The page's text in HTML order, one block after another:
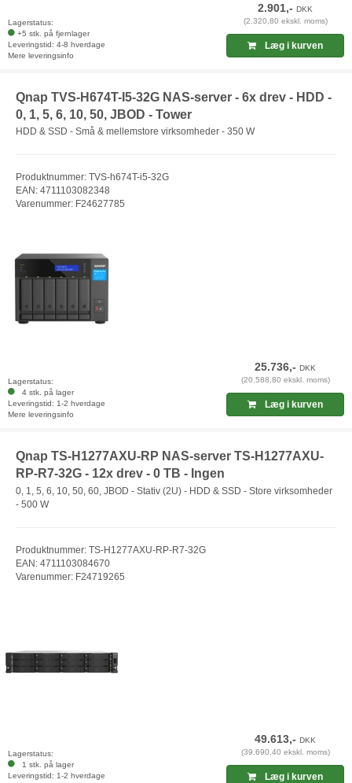
Lagerstatus:
+5 stk. på fjernlager
Leveringstid: 4-8 hverdage
Mere leveringsinfo
2.901,-DKK
(2.320,80 ekskl. moms)
Læg i kurven
Qnap TVS-H674T-I5-32G NAS-server - 6x drev - HDD -
0, 1, 5, 6, 10, 50, JBOD - Tower
HDD & SSD - Små & mellemstore virksomheder - 350 W
Produktnummer: TVS-h674T-i5-32G
EAN: 4711103082348
Varenummer: F24627785
Lagerstatus:
4 stk. på lager
Leveringstid: 1-2 hverdage
Mere leveringsinfo
25.736,-DKK
(20.588,80 ekskl. moms)
Læg i kurven
Qnap TS-H1277AXU-RP NAS-server TS-H1277AXU-
RP-R7-32G - 12x drev - 0 TB - Ingen
0, 1, 5, 6, 10, 50, 60, JBOD - Stativ (2U) - HDD & SSD - Store virksomheder
- 500 W
Produktnummer: TS-H1277AXU-RP-R7-32G
EAN: 4711103084670
Varenummer: F24719265
Lagerstatus:
1 stk. på lager
Leveringstid: 1-2 hverdage
49.613,-DKK
(39.690,40 ekskl. moms)
Læg i kurven